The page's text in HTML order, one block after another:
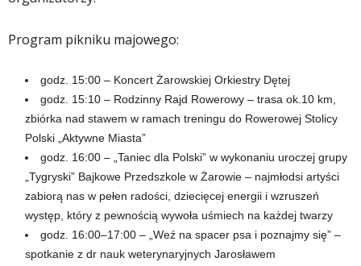
Program pikniku majowego:
godz. 15:00 – Koncert Żarowskiej Orkiestry Dętej
godz. 15:10 – Rodzinny Rajd Rowerowy – trasa ok.10 km,
zbiórka nad stawem w ramach treningu do Rowerowej Stolicy
Polski „Aktywne Miasta”
godz. 16:00 – „Taniec dla Polski” w wykonaniu uroczej grupy
„Tygryski” Bajkowe Przedszkole w Żarowie – najmłodsi artyści
zabiorą nas w pełen radości, dziecięcej energii i wzruszeń
występ, który z pewnością wywoła uśmiech na każdej twarzy
godz. 16:00–17:00 – „Weź na spacer psa i poznajmy się” –
spotkanie z dr nauk weterynaryjnych Jarosławem